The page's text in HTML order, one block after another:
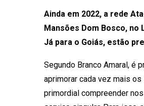
Ainda em 2022, a rede
Mansões Dom Bosco, no
Já para o Goiás, estão
Segundo Branco Amaral, é
aprimorar cada vez mais
primordial compreender